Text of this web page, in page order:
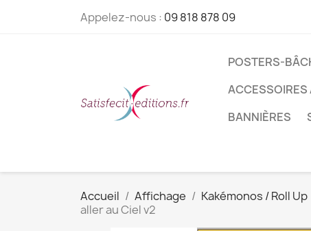
Appelez-nous : 09 818 878 09
POSTERS-
ACCESSOIRES
BANNIÈRES
Accueil Affichage Kakémonos / Roll Up
aller au Ciel v2